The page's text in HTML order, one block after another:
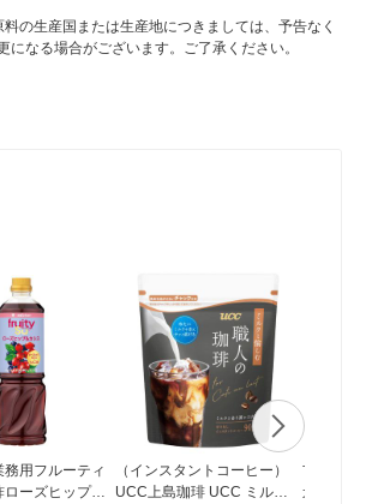
料の生産国または生産地につきましては、予告なく
になる場合がございます。ご了承ください。
務用フルーティ
ローズヒップ＆
（インスタントコーヒー）
UCC上島珈琲 UCC ミルク
フルーテ
カット